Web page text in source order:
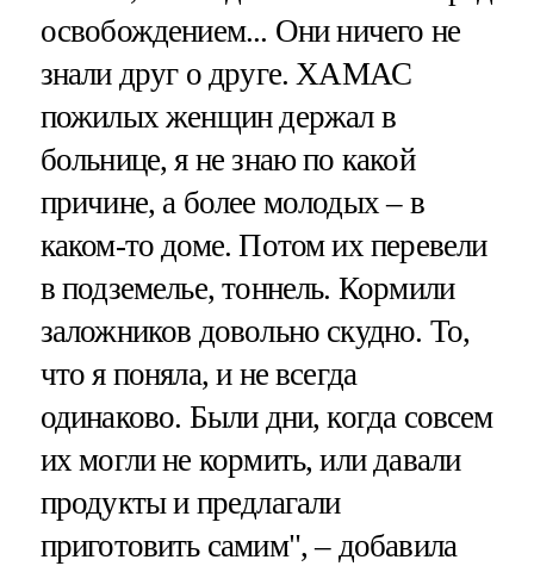
освобождением... Они ничего не
знали друг о друге. ХАМАС
пожилых женщин держал в
больнице, я не знаю по какой
причине, а более молодых – в
каком-то доме. Потом их перевели
в подземелье, тоннель. Кормили
заложников довольно скудно. То,
что я поняла, и не всегда
одинаково. Были дни, когда совсем
их могли не кормить, или давали
продукты и предлагали
приготовить самим", – добавила